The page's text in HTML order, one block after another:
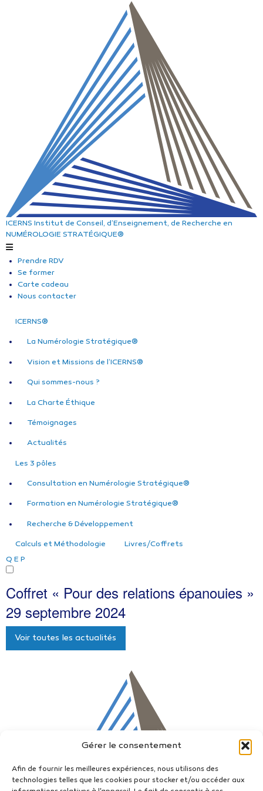
Gérer le consentement
Afin de fournir les meilleures expériences, nous utilisons des
technologies telles que les cookies pour stocker et/ou accéder aux
ICERNS Institut de Conseil, d’Enseignement, de Recherche en
NUMÉROLOGIE STRATÉGIQUE®
Prendre RDV
Se former
Carte cadeau
Nous contacter
ICERNS®
La Numérologie Stratégique®
Vision et Missions de l’ICERNS®
Qui sommes-nous ?
La Charte Éthique
Témoignages
Actualités
Les 3 pôles
Consultation en Numérologie Stratégique®
Formation en Numérologie Stratégique®
Recherche & Développement
Calculs et Méthodologie
Livres/Coffrets
Q E P
Coffret « Pour des relations épanouies »
29 septembre 2024
Voir toutes les actualités